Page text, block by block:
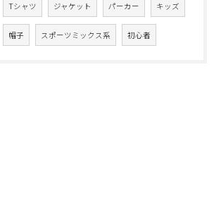
Tシャツ ジャケット パーカー キッズ
帽子 スポーツミックス系 初心者